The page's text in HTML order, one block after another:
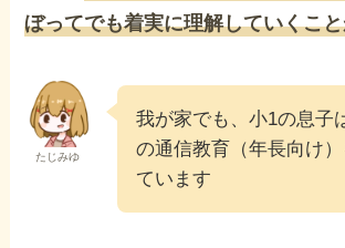
ぼってでも着実に理解していくこ
たじみゆ
我が家でも、小1の息子
の通信教育（年長向け
ています